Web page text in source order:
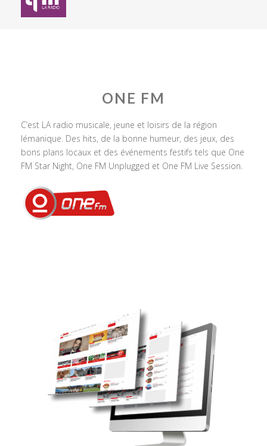
ONE FM
C’est LA radio musicale, jeune et loisirs de la région
lémanique. Des hits, de la bonne humeur, des jeux, des
bons plans locaux et des événements festifs tels que One
FM Star Night, One FM Unplugged et One FM Live Session.